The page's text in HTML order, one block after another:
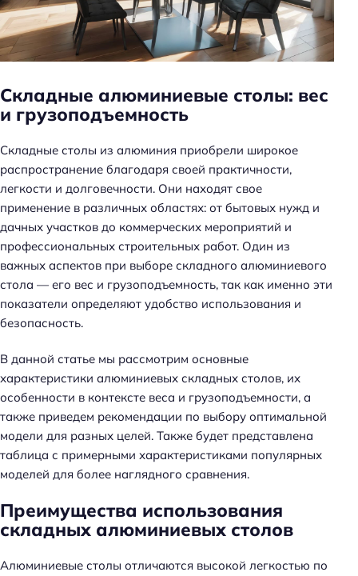
н
ь
Складные алюминиевые столы: вес
и грузоподъемность
Складные столы из алюминия приобрели широкое
распространение благодаря своей практичности,
легкости и долговечности. Они находят свое
применение в различных областях: от бытовых нужд и
дачных участков до коммерческих мероприятий и
профессиональных строительных работ. Один из
важных аспектов при выборе складного алюминиевого
стола — его вес и грузоподъемность, так как именно эти
показатели определяют удобство использования и
безопасность.
В данной статье мы рассмотрим основные
характеристики алюминиевых складных столов, их
особенности в контексте веса и грузоподъемности, а
также приведем рекомендации по выбору оптимальной
модели для разных целей. Также будет представлена
таблица с примерными характеристиками популярных
моделей для более наглядного сравнения.
Преимущества использования
складных алюминиевых столов
Алюминиевые столы отличаются высокой легкостью по